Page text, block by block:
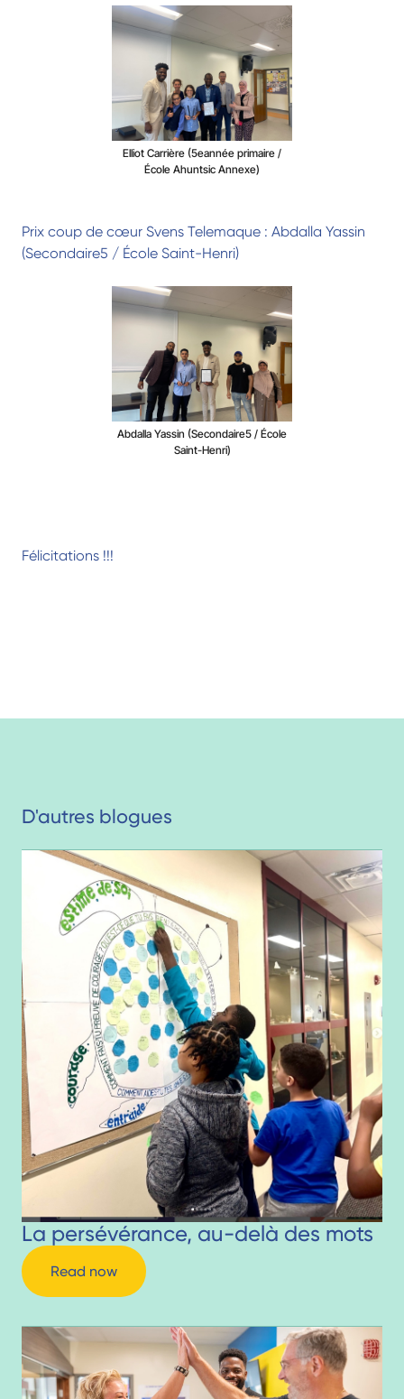
Elliot Carrière (5eannée primaire /
École Ahuntsic Annexe)
Prix coup de cœur Svens Telemaque : Abdalla Yassin
(Secondaire5 / École Saint-Henri)
Abdalla Yassin (Secondaire5 / École
Saint-Henri)
Félicitations !!!
D'autres blogues
La persévérance, au-delà des mots
Read now